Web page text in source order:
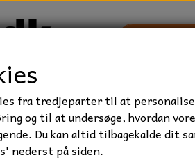
FORBRUGSVARER
fra tredjeparter til at
og til at undersøge, hvordan
Du kan altid tilbagekalde dit
nederst på siden.